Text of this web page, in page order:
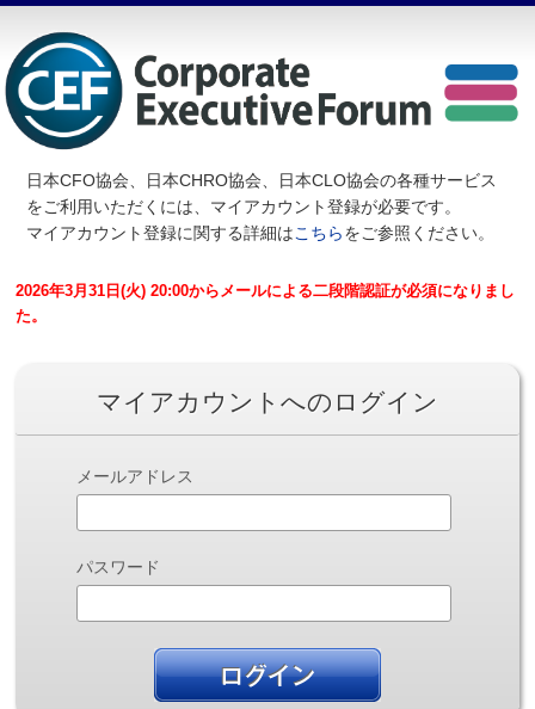
日本CFO協会、日本CHRO協会、日本CLO協会の各種サービス
をご利用いただくには、マイアカウント登録が必要です。
マイアカウント登録に関する詳細はこちらをご参照ください。
2026年3月31日(火) 20:00からメールによる二段階認証が必須になりまし
た。
マイアカウントへのログイン
メールアドレス
パスワード